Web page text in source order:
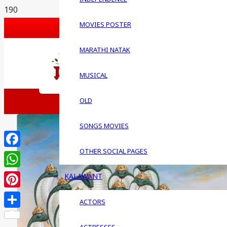
PINTEREST
BLOGSPOT
MOVIES POSTER
MARATHI NATAK
MUSICAL
OLD
SONGS MOVIES
OTHER SOCIAL PAGES
KALAWANT
ACTORS
Facebook
WhatsApp
Pinterest
Share